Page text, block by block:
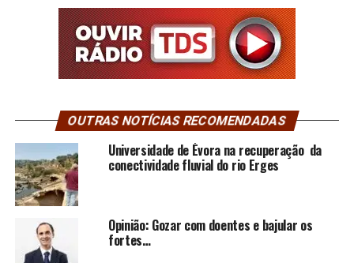
OUTRAS NOTÍCIAS RECOMENDADAS
Universidade de Évora na recuperação da
conectividade fluvial do rio Erges
Opinião: Gozar com doentes e bajular os
fortes…